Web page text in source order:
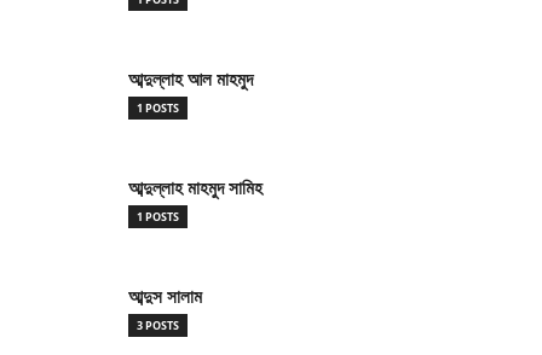
আব্দুল্লাহ আল মাহমুদ
1 POSTS
আব্দুল্লাহ মাহমুদ সামিহ
1 POSTS
আব্দুস সালাম
3 POSTS